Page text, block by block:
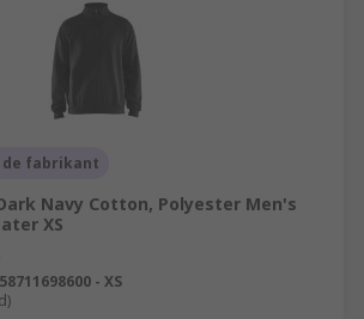
fabrikant
Navy Cotton, Polyester Men's
XS
- XS